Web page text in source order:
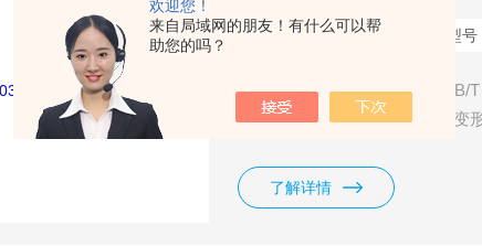
欢迎您！
来自局域网的朋友！有什么可以帮
助您的吗？
更新时间：2022-11-02 型号
热变形维卡温度测试仪符合 GB/
GB/T 1634 《塑料弯曲负载热变
求。
了解详情